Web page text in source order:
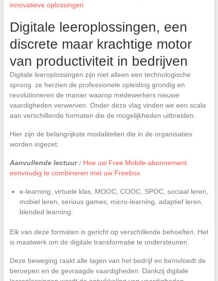
innovatieve oplossingen
Digitale leeroplossingen, een
discrete maar krachtige motor
van productiviteit in bedrijven
Digitale leeroplossingen zijn niet alleen een technologische
sprong: ze herzien de professionele opleiding grondig en
revolutioneren de manier waarop medewerkers nieuwe
vaardigheden verwerven. Onder deze vlag vinden we een scala
aan verschillende formaten die de mogelijkheden uitbreiden.
Hier zijn de belangrijkste modaliteiten die in de organisaties
worden ingezet:
Aanvullende lectuur : Hoe uw Free Mobile-abonnement
eenvoudig te combineren met uw Freebox
e-learning, virtuele klas, MOOC, COOC, SPOC, sociaal leren,
mobiel leren, serious games, micro-learning, adaptief leren,
blended learning.
Elk van deze formaten is gericht op verschillende behoeften. Het
is maatwerk om de digitale transformatie te ondersteunen.
Deze beweging raakt alle lagen van het bedrijf en beïnvloedt de
beroepen en de gevraagde vaardigheden. Dankzij digitale